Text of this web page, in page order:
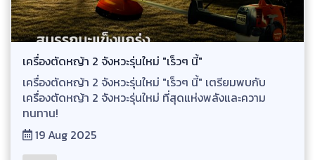
เครื่องตัดหญ้า 2 จังหวะรุ่นใหม่ "เร็วๆ นี้"
เครื่องตัดหญ้า 2 จังหวะรุ่นใหม่ "เร็วๆ นี้" เตรียมพบกับ
เครื่องตัดหญ้า 2 จังหวะรุ่นใหม่ ที่สุดแห่งพลังและความ
ทนทาน!
19 Aug 2025